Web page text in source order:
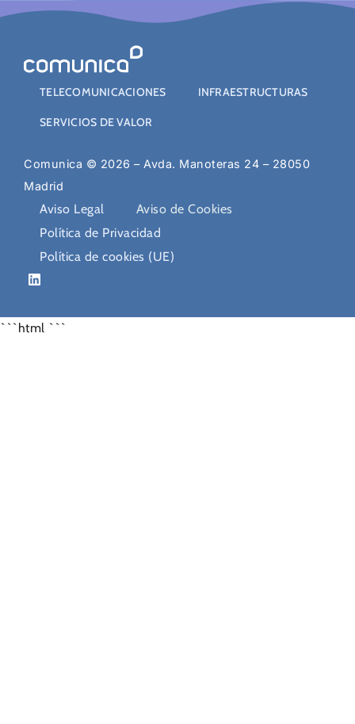
TELECOMUNICACIONES INFRAESTRUCTURAS
SERVICIOS DE VALOR
Comunica © 2026 – Avda. Manoteras 24 – 28050
Madrid
Aviso Legal
Aviso de Cookies
Política de Privacidad
Política de cookies (UE)
```html ```